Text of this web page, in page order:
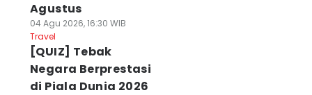
Agustus
04 Agu 2026, 16:30 WIB
Travel
[QUIZ] Tebak
Negara Berprestasi
di Piala Dunia 2026